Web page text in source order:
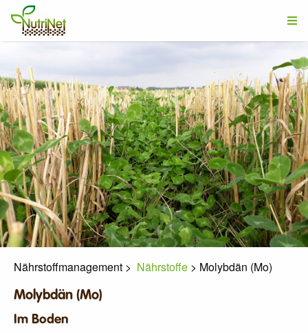
Nährstoffmanagement > Nährstoffe > Molybdän (Mo)
Molybdän (Mo)
Im Boden